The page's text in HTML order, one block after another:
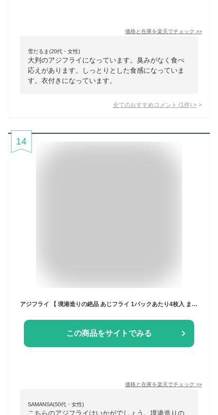
価格と在庫を楽天でチェック >>
雪だるま(20代・女性)
大判のアジフライになっています。臭みがなく食べ
応えがあります。しっとりとした食感になっていま
す。衣付きになっています。
全てのおすすめコメント (1 件) >
14
アジフライ 【 境港造りの絶品 あじフライ 1パックあたり4枚入 まとめ買い】 鯵フライ 国産 冷凍食品 定食用 海鮮 おかず 魚 お惣菜 食べ物 ホームパーティー 料理 送料無料（一部地域は別途送料が発生）
この商品をサイトでみる
価格と在庫を楽天でチェック >>
SAMANSA(50代・女性)
こちらのアジフライはいかがでしょう。境港造りの